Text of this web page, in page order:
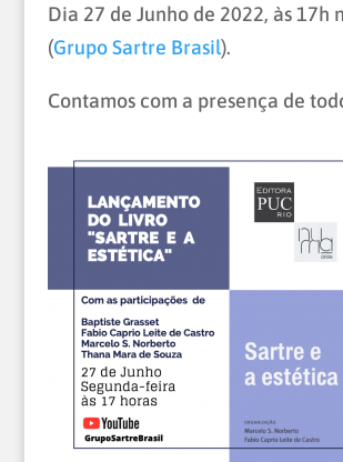
Dia 27 de Junho de 2022, às 17h
(Grupo Sartre Brasil).
Contamos com a presença de